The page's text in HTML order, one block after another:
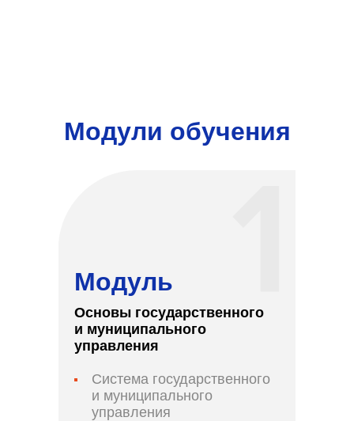
Модули обучения
Модуль
Основы государственного
и муниципального
управления
Система государственного
и муниципального
управления